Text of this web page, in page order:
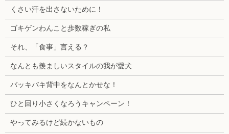
くさい汗を出さないために！
ゴキゲンわんこと歩数稼ぎの私
それ、「食事」言える？
なんとも羨ましいスタイルの我が愛犬
バッキバキ背中をなんとかせな！
ひと回り小さくなろうキャンペーン！
やってみるけど続かないもの